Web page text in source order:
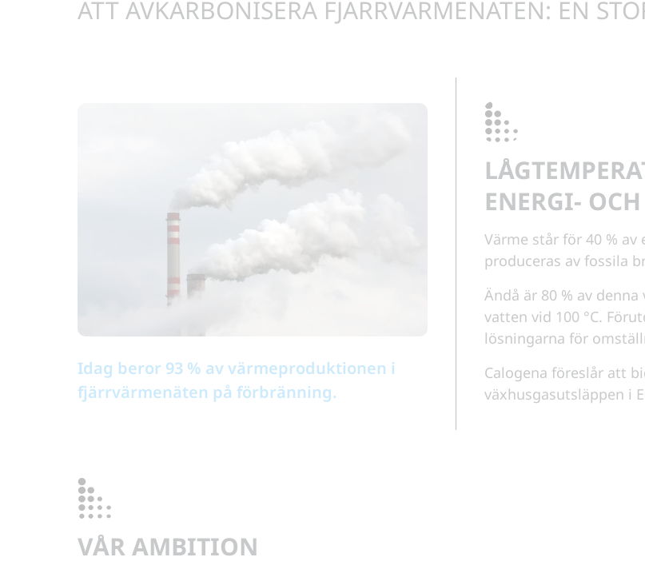
ATT AVKARBONISERA FJÄRRVÄRMENÄTEN: EN
Idag beror 93 % av värmeproduktionen i
fjärrvärmenäten på förbränning.
ENERGI-
Värme står för 40 %
produceras av fossila
Ändå är 80 % av
vatten vid 100 °C.
lösningarna för
Calogena föreslår att
växhusgasutsläppen i
VÅR AMBITION